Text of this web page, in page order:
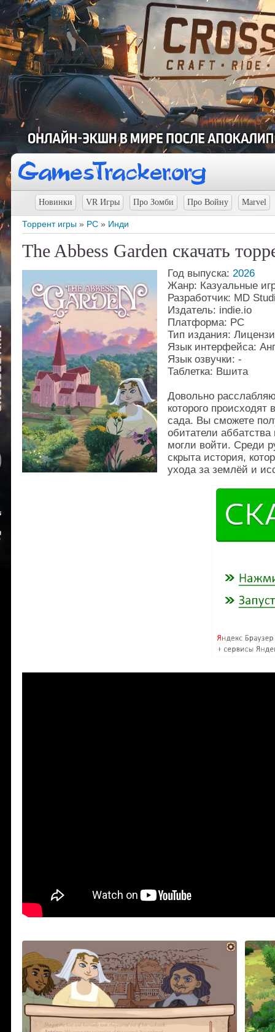
Новинки VR Игры Про Зомби Про Войну Marvel
Торрент игры » PC » Инди
The Abbess Garden скачать
Год выпуска: 2026
Жанр: Казуальные
Разработчик: MD
Издатель: indie.io
Платформа: PC
Тип издания:
Язык интерфейса:
Язык озвучки: -
Таблетка: Вшита
Довольно
которого происходят
сада. Вы сможете
обитатели
могли войти. Среди
скрыта история,
ухода за землёй и